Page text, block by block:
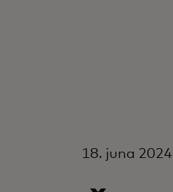
18. juna 2024